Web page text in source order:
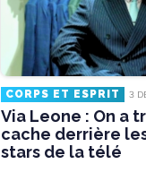
CORPS ET ESPRIT 3
Via Leone : On a
cache derrière
stars de la télé